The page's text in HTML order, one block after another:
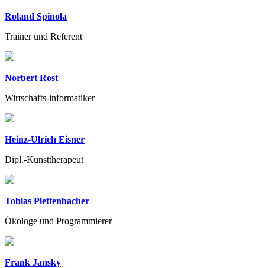
Roland Spinola
Trainer und Referent
Norbert Rost
Wirtschafts-informatiker
Heinz-Ulrich Eisner
Dipl.-Kunsttherapeut
Tobias Plettenbacher
Ökologe und Programmierer
Frank Jansky